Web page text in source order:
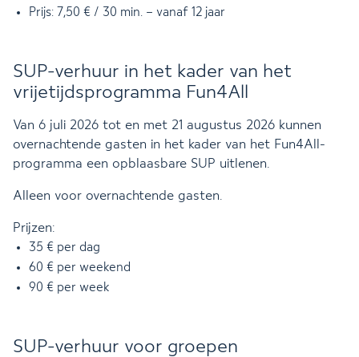
Prijs: 7,50 € / 30 min. – vanaf 12 jaar
SUP-verhuur in het kader van het
vrijetijdsprogramma Fun4All
Van 6 juli 2026 tot en met 21 augustus 2026 kunnen
overnachtende gasten in het kader van het Fun4All-
programma een opblaasbare SUP uitlenen.
Alleen voor overnachtende gasten.
Prijzen:
35 € per dag
60 € per weekend
90 € per week
SUP-verhuur voor groepen